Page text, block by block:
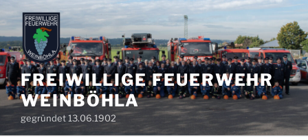
Inhalt
springen
FREIWILLIGE FEUERWEHR
WEINBÖHLA
gegründet 13.06.1902